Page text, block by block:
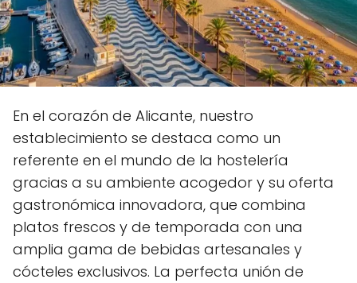
En el corazón de Alicante, nuestro
establecimiento se destaca como un
referente en el mundo de la hostelería
gracias a su ambiente acogedor y su oferta
gastronómica innovadora, que combina
platos frescos y de temporada con una
amplia gama de bebidas artesanales y
cócteles exclusivos. La perfecta unión de